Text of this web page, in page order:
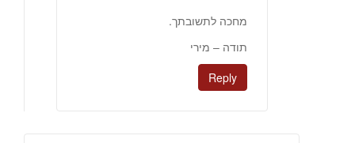
מחכה לתשובתך.
תודה – מירי
Reply